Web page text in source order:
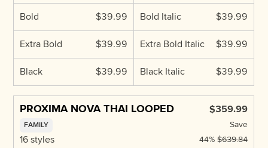
Bold $39.99 Bold Italic $39.99
Extra Bold $39.99 Extra Bold Italic $39.99
Black $39.99 Black Italic $39.99
PROXIMA NOVA THAI LOOPED
FAMILY
16 styles
$359.99
Save
44% $639.84